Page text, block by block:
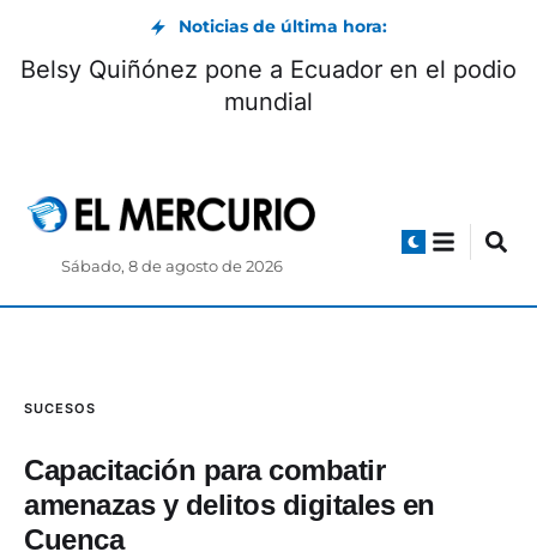
Noticias de última hora:
Belsy Quiñónez pone a Ecuador en el podio
mundial
Sábado, 8 de agosto de 2026
SUCESOS
Capacitación para combatir
amenazas y delitos digitales en
Cuenca